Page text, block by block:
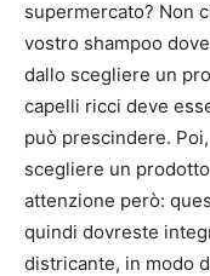
supermercato? Non
vostro shampoo
dallo scegliere un
capelli ricci deve
può prescindere.
scegliere un
attenzione però:
quindi dovreste
districante, in modo